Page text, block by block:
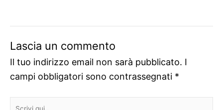
Lascia un commento
Il tuo indirizzo email non sarà pubblicato. I
campi obbligatori sono contrassegnati *
Scrivi